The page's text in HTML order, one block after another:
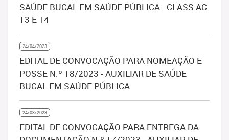
SAÚDE BUCAL EM SAÚDE PÚBLICA - CLASS AC
13 E 14
24/04/2023
EDITAL DE CONVOCAÇÃO PARA NOMEAÇÃO E
POSSE N.º 18/2023 - AUXILIAR DE SAÚDE
BUCAL EM SAÚDE PÚBLICA
24/03/2023
EDITAL DE CONVOCAÇÃO PARA ENTREGA DA